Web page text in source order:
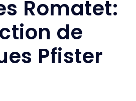
Romatet:
de
Pfister